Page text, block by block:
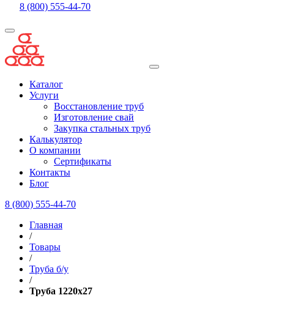
8 (800) 555-44-70
Каталог
Услуги
Восстановление труб
Изготовление свай
Закупка стальных труб
Калькулятор
О компании
Сертификаты
Контакты
Блог
8 (800) 555-44-70
Главная
/
Товары
/
Труба б/у
/
Труба 1220х27